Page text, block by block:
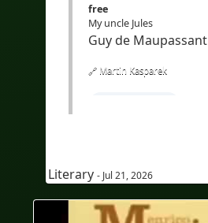
free
My uncle Jules
Guy de Maupassant
🔗 Martin Kasparek
#AudioinFrench
#sous-titresenanglais
Literary - Jul 21, 2026